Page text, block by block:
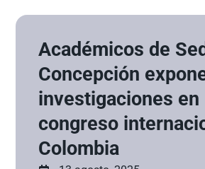
Académicos de
Concepción
investigaciones en
congreso
Colombia